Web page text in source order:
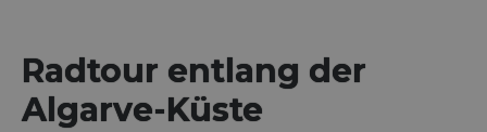
Radtour entlang der
Algarve-Küste